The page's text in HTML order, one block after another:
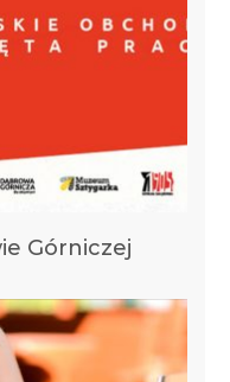
Górniczej